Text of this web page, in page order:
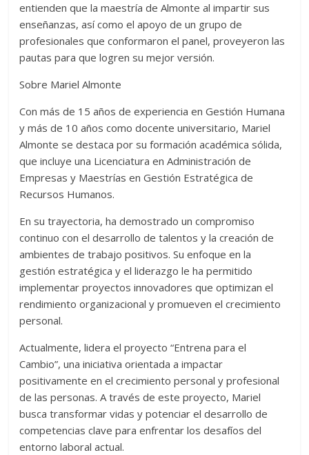
entienden que la maestría de Almonte al impartir sus
enseñanzas, así como el apoyo de un grupo de
profesionales que conformaron el panel, proveyeron las
pautas para que logren su mejor versión.
Sobre Mariel Almonte
Con más de 15 años de experiencia en Gestión Humana
y más de 10 años como docente universitario, Mariel
Almonte se destaca por su formación académica sólida,
que incluye una Licenciatura en Administración de
Empresas y Maestrías en Gestión Estratégica de
Recursos Humanos.
En su trayectoria, ha demostrado un compromiso
continuo con el desarrollo de talentos y la creación de
ambientes de trabajo positivos. Su enfoque en la
gestión estratégica y el liderazgo le ha permitido
implementar proyectos innovadores que optimizan el
rendimiento organizacional y promueven el crecimiento
personal.
Actualmente, lidera el proyecto “Entrena para el
Cambio”, una iniciativa orientada a impactar
positivamente en el crecimiento personal y profesional
de las personas. A través de este proyecto, Mariel
busca transformar vidas y potenciar el desarrollo de
competencias clave para enfrentar los desafíos del
entorno laboral actual.